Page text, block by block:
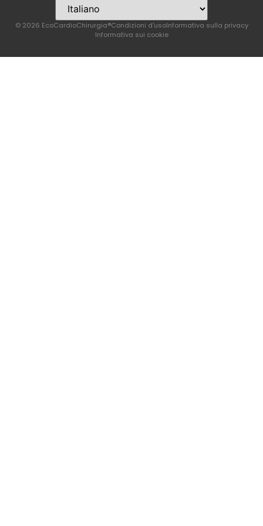
© 2026 EcoCardioChirurgia®Condizioni d'usoInformativa sulla privacy
Informativa sui cookie